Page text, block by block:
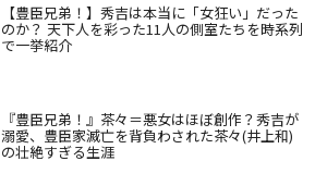
【豊臣兄弟！】秀吉は本当に「女狂い」だった
のか？ 天下人を彩った11人の側室たちを時系列
で一挙紹介
『豊臣兄弟！』茶々＝悪女はほぼ創作？秀吉が
溺愛、豊臣家滅亡を背負わされた茶々(井上和)
の壮絶すぎる生涯